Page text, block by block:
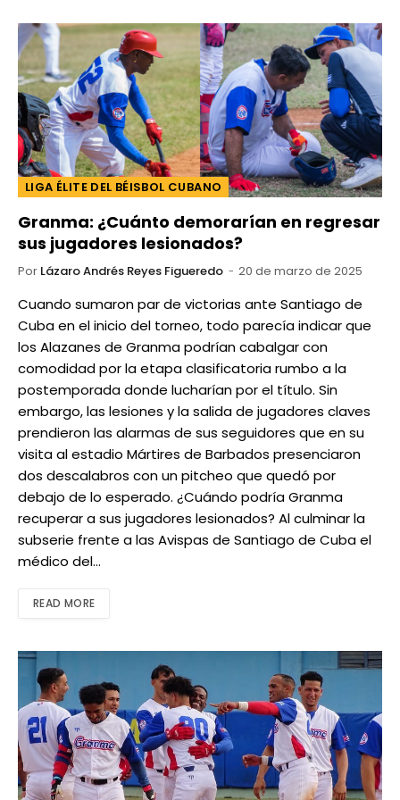
LIGA ÉLITE DEL BÉISBOL CUBANO
Granma: ¿Cuánto demorarían en regresar
sus jugadores lesionados?
Por Lázaro Andrés Reyes Figueredo 20 de marzo de 2025
Cuando sumaron par de victorias ante Santiago de
Cuba en el inicio del torneo, todo parecía indicar que
los Alazanes de Granma podrían cabalgar con
comodidad por la etapa clasificatoria rumbo a la
postemporada donde lucharían por el título. Sin
embargo, las lesiones y la salida de jugadores claves
prendieron las alarmas de sus seguidores que en su
visita al estadio Mártires de Barbados presenciaron
dos descalabros con un pitcheo que quedó por
debajo de lo esperado. ¿Cuándo podría Granma
recuperar a sus jugadores lesionados? Al culminar la
subserie frente a las Avispas de Santiago de Cuba el
médico del…
READ MORE